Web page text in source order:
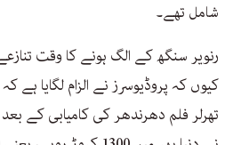
شامل تھے۔
رنویر سنگھ کے الگ ہونے کا وقت تنازعے
کیوں کہ پروڈیوسرز نے الزام لگایا
تھرلر فلم دھرندھر کی کامیابی کے